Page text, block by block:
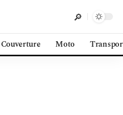
Couverture Moto